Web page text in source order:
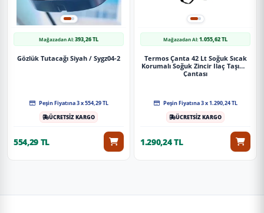
Mağazadan Al:393,26 TL
Gözlük Tutacağı Siyah / Sygz04-2
Peşin Fiyatına 3 x 554,29 TL
ÜCRETSİZ KARGO
554,29 TL
Mağazadan Al:1.055,62 TL
Termos Çanta 42 Lt Soğuk Sıcak
Korumalı Soğuk Zincir Ilaç Taşıma
Çantası
Peşin Fiyatına 3 x 1.290,24 TL
ÜCRETSİZ KARGO
1.290,24 TL